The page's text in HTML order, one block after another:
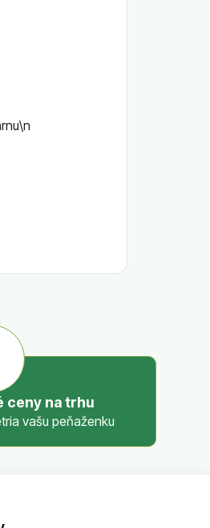
ceny na trhu
vašu peňaženku